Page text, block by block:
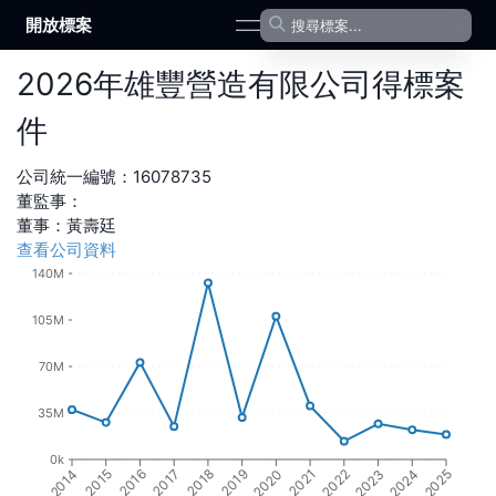
開放標案 open navigation menu
2026年雄豐營造有限公司得標案
件
公司統一編號： 16078735
董監事：
董事 ： 黃壽廷
查看公司資料
2014 2015 20162017 2018 20192020 2021202220232024 2025
0k
35M
70M
105M
140M